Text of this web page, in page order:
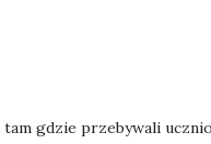
gdzie przebywali